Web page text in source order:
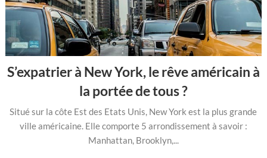
S’expatrier à New York, le rêve américain à
la portée de tous ?
Situé sur la côte Est des Etats Unis, New York est la plus grande
ville américaine. Elle comporte 5 arrondissement à savoir :
Manhattan, Brooklyn,...